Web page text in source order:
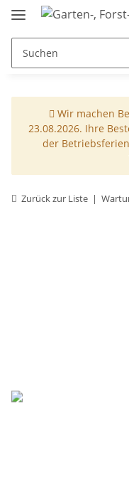
Wir machen
23.08.2026. Ihre
der
Zurück zur Liste